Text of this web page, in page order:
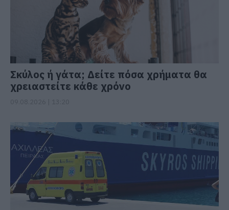
Σκύλος ή γάτα; Δείτε πόσα χρήματα θα
χρειαστείτε κάθε χρόνο